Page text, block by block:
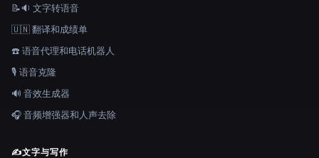
📝🔉 文字转语音
🇺🇳 翻译和成绩单
☎️ 语音代理和电话机器人
🎙️ 语音克隆
🔊 音效生成器
🎧 音频增强器和人声去除
✍️文字与写作